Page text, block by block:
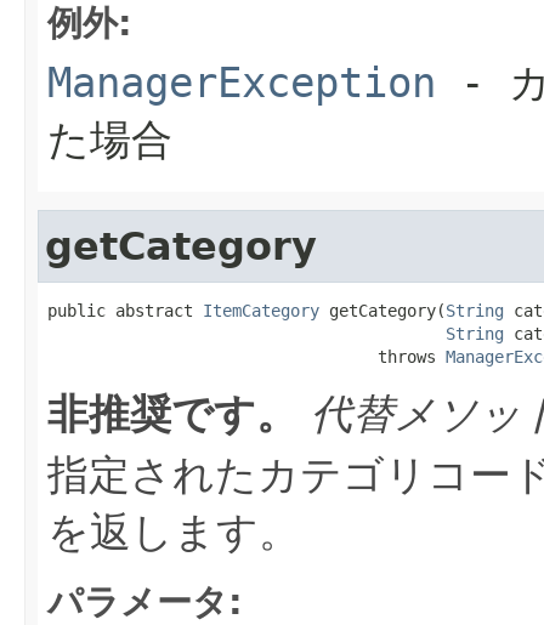
例外:
ManagerException - カ
た場合
getCategory
public abstract ItemCategory getCategory(String
String
                                  throws
非推奨です。
代替メソッ
指定されたカテゴリコー
を返します。
パラメータ: